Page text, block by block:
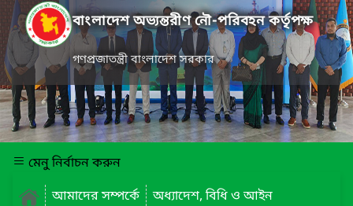
বাংলাদেশ অভ্যন্তরীণ নৌ-পরিবহন কর্তৃপক্ষ
গণপ্রজাতন্ত্রী বাংলাদেশ সরকার
মেনু নির্বাচন করুন
আমাদের সম্পর্কে
অধ্যাদেশ, বিধি ও আইন